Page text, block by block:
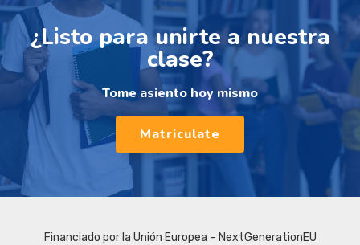
¿Listo para unirte a nuestra
clase?
Tome asiento hoy mismo
Matriculate
Financiado por la Unión Europea – NextGenerationEU